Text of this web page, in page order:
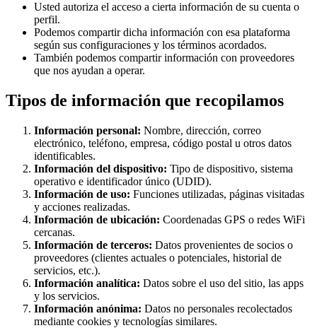
Usted autoriza el acceso a cierta información de su cuenta o
perfil.
Podemos compartir dicha información con esa plataforma
según sus configuraciones y los términos acordados.
También podemos compartir información con proveedores
que nos ayudan a operar.
Tipos de información que recopilamos
Información personal: Nombre, dirección, correo
electrónico, teléfono, empresa, código postal u otros datos
identificables.
Información del dispositivo: Tipo de dispositivo, sistema
operativo e identificador único (UDID).
Información de uso: Funciones utilizadas, páginas visitadas
y acciones realizadas.
Información de ubicación: Coordenadas GPS o redes WiFi
cercanas.
Información de terceros: Datos provenientes de socios o
proveedores (clientes actuales o potenciales, historial de
servicios, etc.).
Información analítica: Datos sobre el uso del sitio, las apps
y los servicios.
Información anónima: Datos no personales recolectados
mediante cookies y tecnologías similares.